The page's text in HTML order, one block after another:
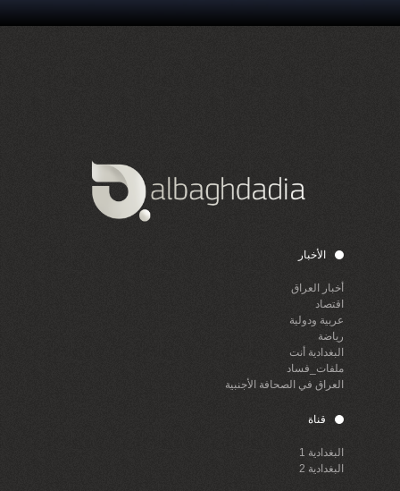
الأخبار
أخبار العراق
اقتصاد
عربية ودولية
رياضة
البغدادية أنت
ملفات_فساد
العراق في الصحافة الأجنبية
قناة
البغدادية 1
البغدادية 2